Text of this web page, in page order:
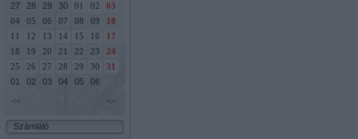
27
28 29 30 01 02
03
04
05 06 07 08 09
10
11
12 13 14 15 16
17
18
19 20 21 22 23
24
25
26 27 28 29 30 31
01 02 03 04 05
06
<<
>>
Számláló